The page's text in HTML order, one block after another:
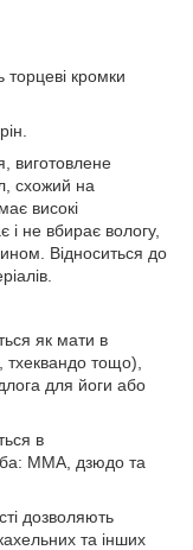
торцеві кромки
виготовлене
схожий на
високі
і не вбирає вологу,
Відноситься до
як мати в
тхеквандо тощо),
для йоги або
в
ММА, дзюдо та
дозволяють
та інших